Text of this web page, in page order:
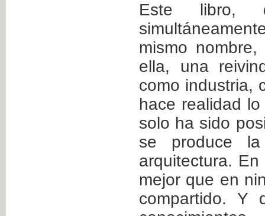
Este libro,
mismo
ella, una
como industria,
hace realidad
solo ha sido
se produce
arquitectura.
mejor que en
compartido. Y